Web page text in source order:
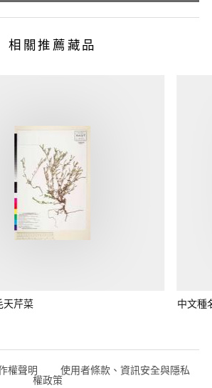
相關推薦藏品
天芹菜 中文種
權聲明 使用者條款、資訊安全與隱私
權政策